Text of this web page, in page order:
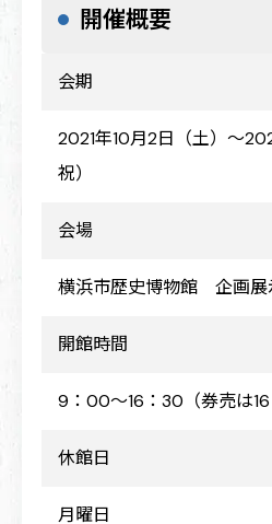
開催概要
会期
2021年10月2日（土）～
祝）
会場
横浜市歴史博物館 企画展
開館時間
9：00～16：30（券売は16
休館日
月曜日